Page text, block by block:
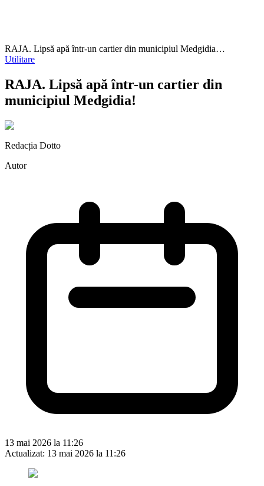
RAJA. Lipsă apă într-un cartier din municipiul Medgidia…
Utilitare
RAJA. Lipsă apă într-un cartier din
municipiul Medgidia!
Redacția Dotto
Autor
13 mai 2026 la 11:26
Actualizat: 13 mai 2026 la 11:26